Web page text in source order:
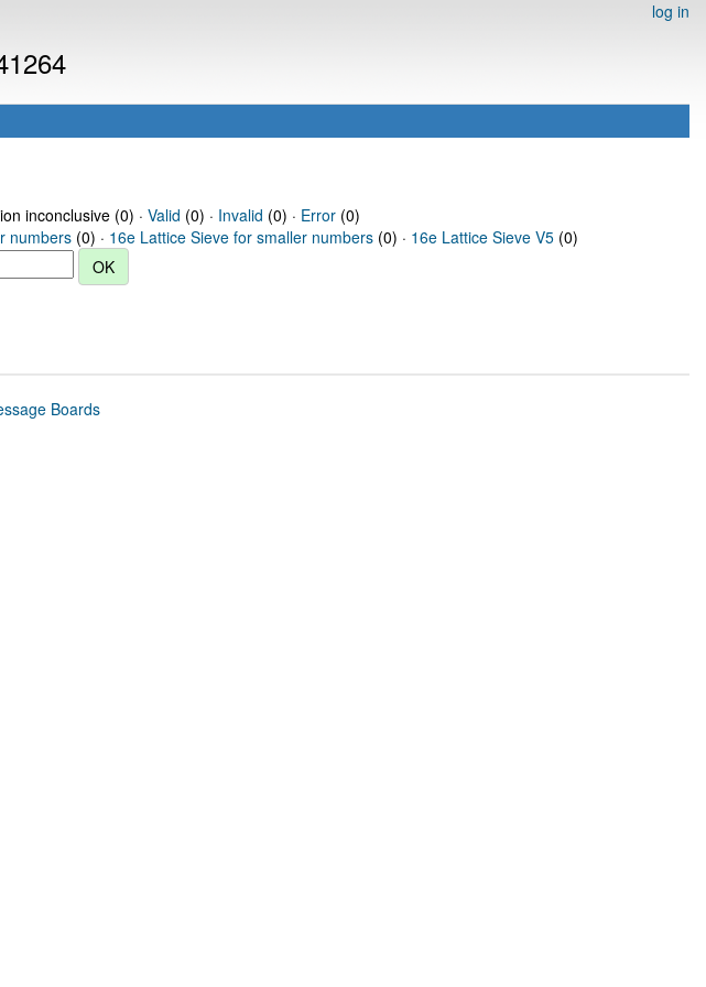
log in
inconclusive (0) · Valid (0) · Invalid (0) · Error(0)
numbers (0) · 16e Lattice Sieve for smaller numbers (0) · 16e Lattice Sieve V5 (0)
Boards